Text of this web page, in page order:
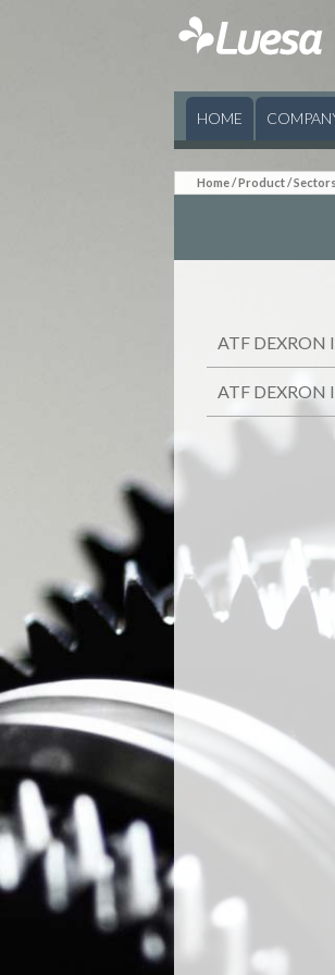
SKIP TO CONTENT
HOME
Home /Product /
ATF DEXRON
ATF DEXRON